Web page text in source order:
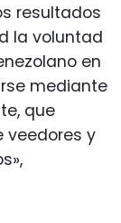
resultados
la voluntad
en
mediante
que
veedores y